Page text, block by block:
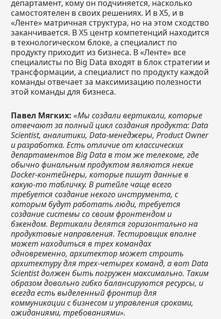
департамент, кому он подчиняется, насколько
самостоятелен в своих решениях. И в Х5, и в
«Ленте» матричная структура, но на этом сходство
заканчивается. В Х5 центр компетенций находится
в технологическом блоке, а специалист по
продукту приходит из бизнеса. В «Ленте» все
специалисты по Big Data входят в блок стратегии и
трансформации, а специалист по продукту каждой
команды отвечает за максимизацию полезности
этой команды для бизнеса.
Павел Мягких: «Мы создали вертикали, которые
отвечают за полный цикл создания продукта: Data
Scientist, аналитики, Data-менеджеры, Product Owner
и разработка. Есть отличие от классических
департаментов Big Data в том же телекоме, где
обычно финальным продуктом являются некие
Docker-контейнеры, которые пишут данные в
какую-то табличку. В ритейле чаще всего
требуется создание некого инструмента, с
которым будут работать люди, требуется
создание системы со своим фронтендом и
бэкендом. Вертикали делятся горизонтально на
продуктовые направления. Тестировщик вполне
может находиться в трех командах
одновременно, архитектор может строить
архитектуру для трех-четырех команд, а вот Data
Scientist должен быть погружен максимально. Таким
образом довольно гибко балансируются ресурсы, и
всегда есть выделенный фронтир для
коммуникации с бизнесом и управления сроками,
ожиданиями, требованиями».